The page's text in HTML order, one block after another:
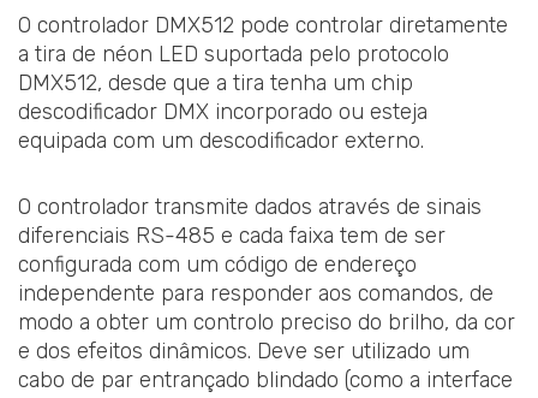
O controlador DMX512 pode controlar diretamente
a tira de néon LED suportada pelo protocolo
DMX512, desde que a tira tenha um chip
descodificador DMX incorporado ou esteja
equipada com um descodificador externo.
O controlador transmite dados através de sinais
diferenciais RS-485 e cada faixa tem de ser
configurada com um código de endereço
independente para responder aos comandos, de
modo a obter um controlo preciso do brilho, da cor
e dos efeitos dinâmicos. Deve ser utilizado um
cabo de par entrançado blindado (como a interface